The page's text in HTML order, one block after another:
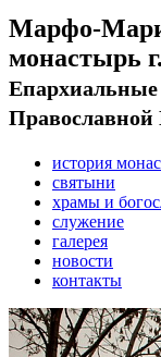
Марфо-
монастырь
история
святыни
храмы и
служение
галерея
новости
контакты